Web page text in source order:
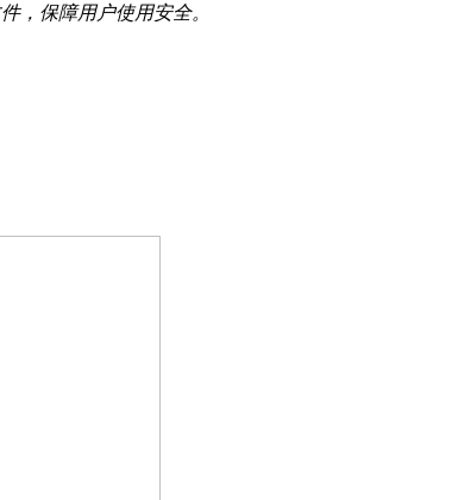
，保障用户使用安全。